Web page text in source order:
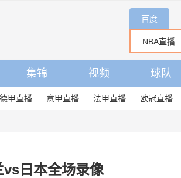
百度
集锦 视频 球队
德甲直播 意甲直播 法甲直播 欧冠直播
vs日本全场录像